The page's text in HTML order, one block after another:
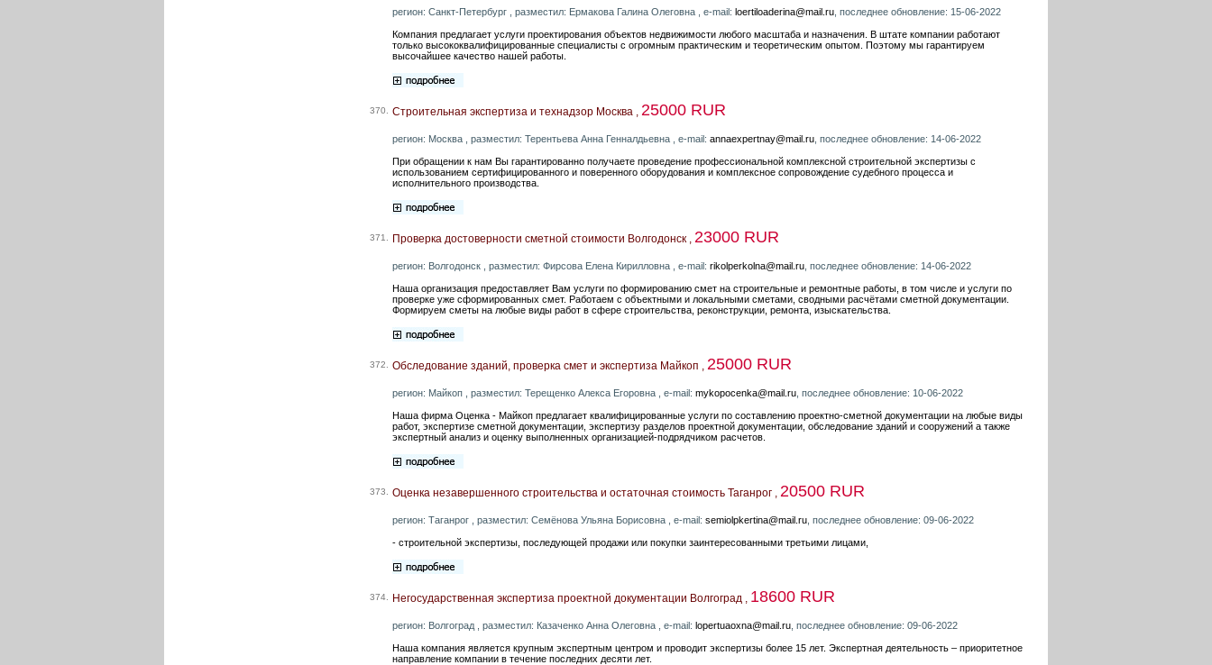
регион: Санкт-Петербург , разместил: Ермакова Галина Олеговна , e-mail: loertiloaderina@mail.ru , последнее обновление: 15-06-2022
Компания предлагает услуги проектирования объектов недвижимости любого масштаба и назначения. В штате компании работают
только высококвалифицированные специалисты с огромным практическим и теоретическим опытом. Поэтому мы гарантируем
высочайшее качество нашей работы.
370. Строительная экспертиза и технадзор Москва , 25000 RUR
регион: Москва , разместил: Терентьева Анна Генналдьевна , e-mail: annaexpertnay@mail.ru , последнее обновление: 14-06-2022
При обращении к нам Вы гарантированно получаете проведение профессиональной комплексной строительной экспертизы с
использованием сертифицированного и поверенного оборудования и комплексное сопровождение судебного процесса и
исполнительного производства.
371. Проверка достоверности сметной стоимости Волгодонск , 23000 RUR
регион: Волгодонск , разместил: Фирсова Елена Кирилловна , e-mail: rikolperkolna@mail.ru , последнее обновление: 14-06-2022
Наша организация предоставляет Вам услуги по формированию смет на строительные и ремонтные работы, в том числе и услуги по
проверке уже сформированных смет. Работаем с объектными и локальными сметами, сводными расчётами сметной документации.
Формируем сметы на любые виды работ в сфере строительства, реконструкции, ремонта, изыскательства.
372. Обследование зданий, проверка смет и экспертиза Майкоп , 25000 RUR
регион: Майкоп , разместил: Терещенко Алекса Егоровна , e-mail: mykopocenka@mail.ru , последнее обновление: 10-06-2022
Наша фирма Оценка - Майкоп предлагает квалифицированные услуги по составлению проектно-сметной документации на любые виды
работ, экспертизе сметной документации, экспертизу разделов проектной документации, обследование зданий и сооружений а также
экспертный анализ и оценку выполненных организацией-подрядчиком расчетов.
373. Оценка незавершенного строительства и остаточная стоимость Таганрог , 20500 RUR
регион: Таганрог , разместил: Семёнова Ульяна Борисовна , e-mail: semiolpkertina@mail.ru , последнее обновление: 09-06-2022
- строительной экспертизы, последующей продажи или покупки заинтересованными третьими лицами,
374. Негосударственная экспертиза проектной документации Волгоград , 18600 RUR
регион: Волгоград , разместил: Казаченко Анна Олеговна , e-mail: lopertuaoxna@mail.ru , последнее обновление: 09-06-2022
Наша компания является крупным экспертным центром и проводит экспертизы более 15 лет. Экспертная деятельность – приоритетное
направление компании в течение последних десяти лет.